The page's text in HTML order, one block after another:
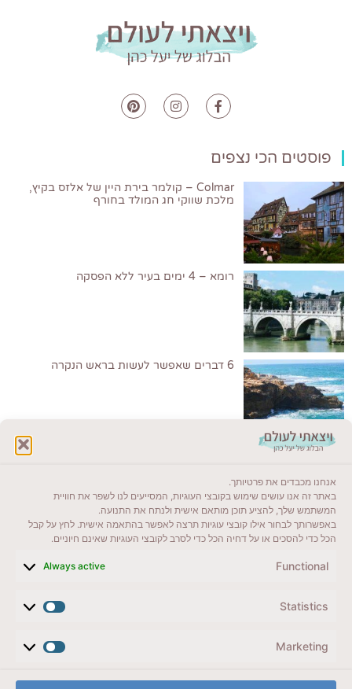
אנחנו מכבדים את פרטיותך.
באתר זה אנו עושים שימוש בקובצי העוגיות, המסייעים לנו לשפר את חוויית
המשתמש שלך, להציע תוכן מותאם אישית ולנתח את התנועה.
באפשרותך לבחור אילו קובצי עוגיות תרצה לאפשר בהתאמה אישית. לחץ על קבל
הכל כדי להסכים או על דחיה הכל כדי לסרב לקובצי העוגיות שאינם חיוניים.
Functional
Always active
Statistics
Marketing
פוסטים הכי נצפים
Colmar – קולמר בירת היין של אלזס בקיץ,
מלכת שווקי חג המולד בחורף
רומא – 4 ימים בעיר ללא הפסקה
6 דברים שאפשר לעשות בראש הנקרה
ייעדים מומלצים
מדריכים ועזרים
לשליחת הודעת וואטסאפ
veyatsati.laolam@gmail.com